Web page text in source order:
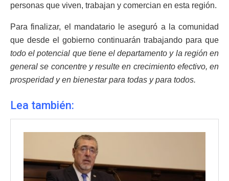
personas que viven, trabajan y comercian en esta región.
Para finalizar, el mandatario le aseguró a la comunidad
que desde el gobierno continuarán trabajando para que
todo el potencial que tiene el departamento y la región en
general se concentre y resulte en crecimiento efectivo, en
prosperidad y en bienestar para todas y para todos.
Lea también: